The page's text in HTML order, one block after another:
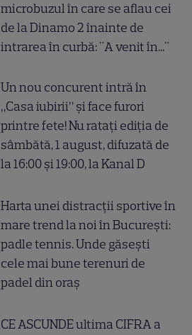
microbuzul în care se aflau cei
de la Dinamo 2 înainte de
intrarea în curbă: "A venit în..."
Un nou concurent intră în
„Casa iubirii” și face furori
printre fete! Nu ratați ediția de
sâmbătă, 1 august, difuzată de
la 16:00 și 19:00, la Kanal D
Harta unei distracții sportive în
mare trend la noi în București:
padle tennis. Unde găsești
cele mai bune terenuri de
padel din oraș
CE ASCUNDE ultima CIFRA a